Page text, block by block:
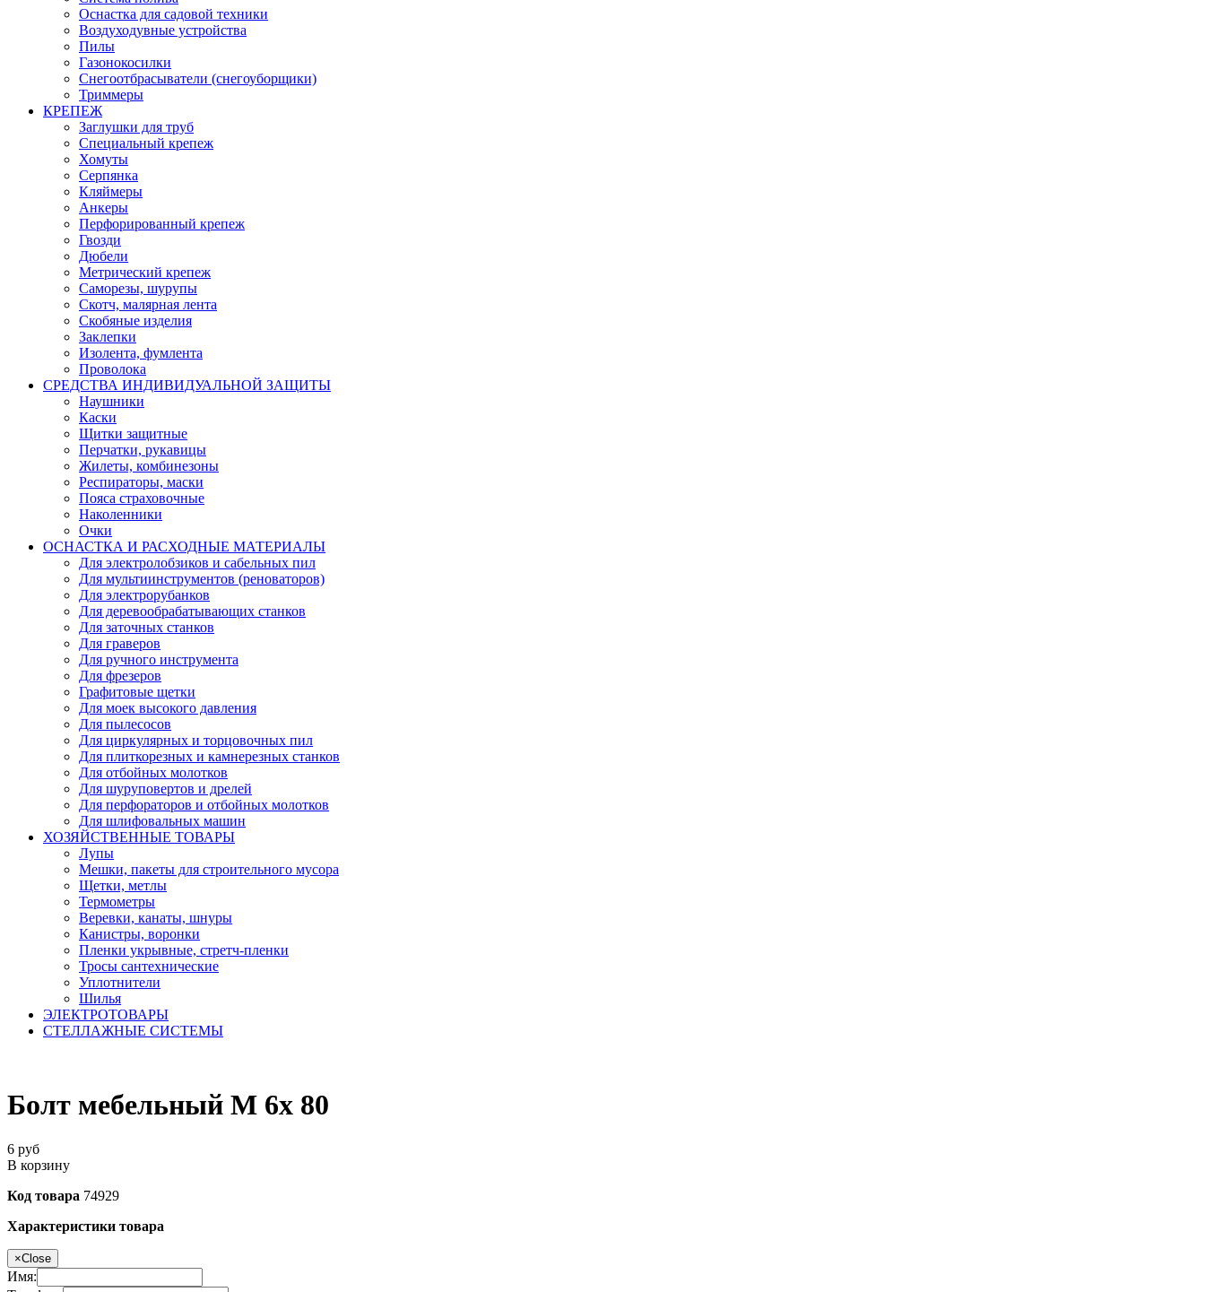
Оснастка для садовой техники
Воздуходувные устройства
Пилы
Газонокосилки
Снегоотбрасыватели (снегоуборщики)
Триммеры
КРЕПЕЖ
Заглушки для труб
Специальный крепеж
Хомуты
Серпянка
Кляймеры
Анкеры
Перфорированный крепеж
Гвозди
Дюбели
Метрический крепеж
Саморезы, шурупы
Скотч, малярная лента
Скобяные изделия
Заклепки
Изолента, фумлента
Проволока
СРЕДСТВА ИНДИВИДУАЛЬНОЙ ЗАЩИТЫ
Наушники
Каски
Щитки защитные
Перчатки, рукавицы
Жилеты, комбинезоны
Респираторы, маски
Пояса страховочные
Наколенники
Очки
ОСНАСТКА И РАСХОДНЫЕ МАТЕРИАЛЫ
Для электролобзиков и сабельных пил
Для мультиинструментов (реноваторов)
Для электрорубанков
Для деревообрабатывающих станков
Для заточных станков
Для граверов
Для ручного инструмента
Для фрезеров
Графитовые щетки
Для моек высокого давления
Для пылесосов
Для циркулярных и торцовочных пил
Для плиткорезных и камнерезных станков
Для отбойных молотков
Для шуруповертов и дрелей
Для перфораторов и отбойных молотков
Для шлифовальных машин
ХОЗЯЙСТВЕННЫЕ ТОВАРЫ
Лупы
Мешки, пакеты для строительного мусора
Щетки, метлы
Термометры
Веревки, канаты, шнуры
Канистры, воронки
Пленки укрывные, стретч-пленки
Тросы сантехнические
Уплотнители
Шилья
ЭЛЕКТРОТОВАРЫ
СТЕЛЛАЖНЫЕ СИСТЕМЫ
Болт мебельный М 6х 80
6 руб
В корзину
Код товара 74929
Характеристики товара
×Close
Имя: